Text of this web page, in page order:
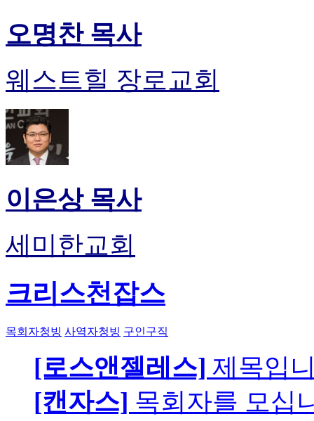
오명찬 목사
웨스트힐 장로교회
이은상 목사
세미한교회
크리스천잡스
목회자청빙 사역자청빙 구인구직
[로스앤젤레스] 제목입
[캔자스] 목회자를 모십